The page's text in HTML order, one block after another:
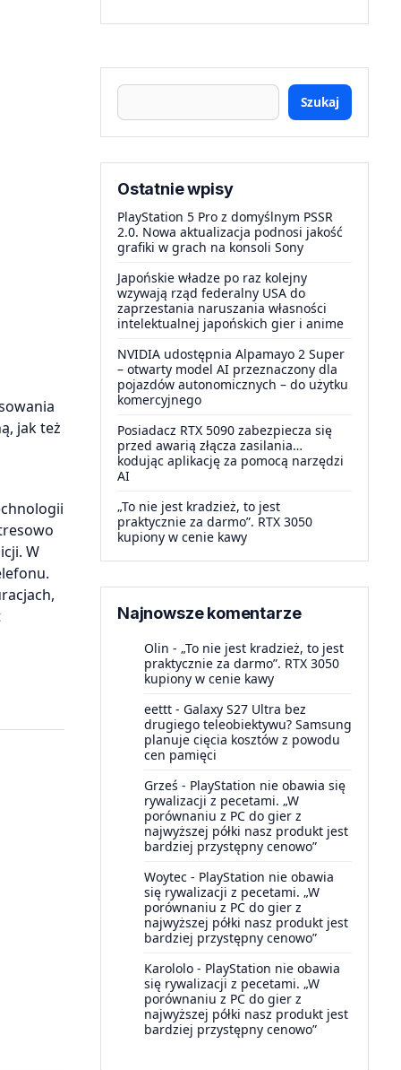
jak też
W
Szukaj
Ostatnie wpisy
PlayStation 5 Pro z domyślnym PSSR
2.0. Nowa aktualizacja podnosi jakość
grafiki w grach na konsoli Sony
Japońskie władze po raz kolejny
wzywają rząd federalny USA do
zaprzestania naruszania własności
intelektualnej japońskich gier i anime
NVIDIA udostępnia Alpamayo 2 Super
– otwarty model AI przeznaczony dla
pojazdów autonomicznych – do użytku
komercyjnego
Posiadacz RTX 5090 zabezpiecza się
przed awarią złącza zasilania…
kodując aplikację za pomocą narzędzi
AI
„To nie jest kradzież, to jest
praktycznie za darmo”. RTX 3050
kupiony w cenie kawy
Najnowsze komentarze
Olin - „To nie jest kradzież, to jest
praktycznie za darmo”. RTX 3050
kupiony w cenie kawy
eettt - Galaxy S27 Ultra bez
drugiego teleobiektywu? Samsung
planuje cięcia kosztów z powodu
cen pamięci
Grześ - PlayStation nie obawia się
rywalizacji z pecetami. „W
porównaniu z PC do gier z
najwyższej półki nasz produkt jest
bardziej przystępny cenowo”
Woytec - PlayStation nie obawia
się rywalizacji z pecetami. „W
porównaniu z PC do gier z
najwyższej półki nasz produkt jest
bardziej przystępny cenowo”
Karololo - PlayStation nie obawia
się rywalizacji z pecetami. „W
porównaniu z PC do gier z
najwyższej półki nasz produkt jest
bardziej przystępny cenowo”